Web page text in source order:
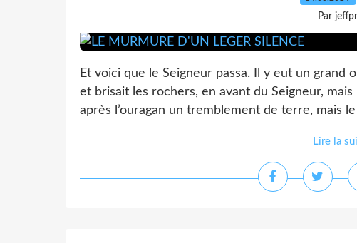
Par
Et voici que le Seigneur passa. Il y eut un grand
et brisait les rochers, en avant du Seigneur, mais
après l’ouragan un tremblement de terre, mais le
Lire la